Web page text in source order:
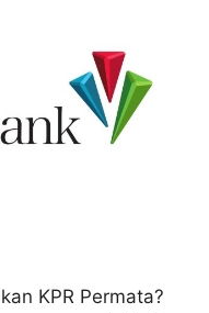
KPR Permata?